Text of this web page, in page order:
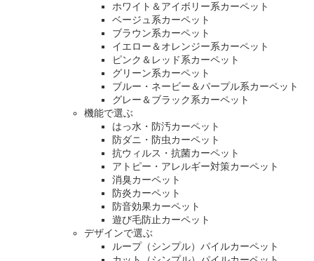
ホワイト＆アイボリー系カーペット
ベージュ系カーペット
ブラウン系カーペット
イエロー＆オレンジー系カーペット
ピンク＆レッド系カーペット
グリーン系カーペット
ブルー・ネービー＆パープル系カーペット
グレー＆ブラック系カーペット
機能で選ぶ
はっ水・防汚カーペット
防ダニ・防虫カーペット
抗ウィルス・抗菌カーペット
アトピー・アレルギー対策カーペット
消臭カーペット
防炎カーペット
防音効果カーペット
遊び毛防止カーペット
デザインで選ぶ
ループ（シンプル）パイルカーペット